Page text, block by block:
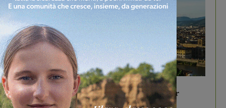
In vetrina 6 Agosto 2026
Gita di famiglia a Firenze: 5 idee per far
divertire i tuoi figli